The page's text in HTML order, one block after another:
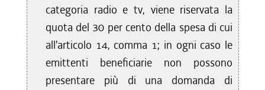
categoria radio e tv, viene riservata la
quota del 30 per cento della spesa di cui
all'articolo 14, comma 1; in ogni caso le
emittenti beneficiarie non possono
presentare più di una domanda di